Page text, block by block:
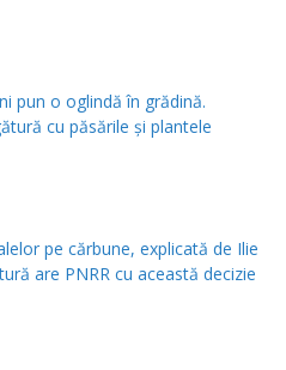
pun o oglindă în grădină.
cu păsările și plantele
pe cărbune, explicată de Ilie
are PNRR cu această decizie